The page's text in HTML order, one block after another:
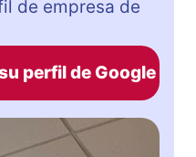
de empresa de
perfil de Google